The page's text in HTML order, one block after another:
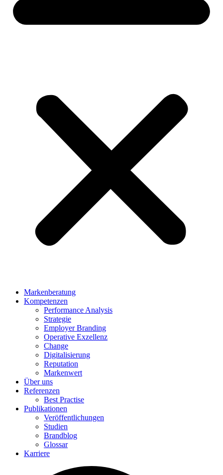
Markenberatung
Kompetenzen
Performance Analysis
Strategie
Employer Branding
Operative Exzellenz
Change
Digitalisierung
Reputation
Markenwert
Über uns
Referenzen
Best Practise
Publikationen
Veröffentlichungen
Studien
Brandblog
Glossar
Karriere